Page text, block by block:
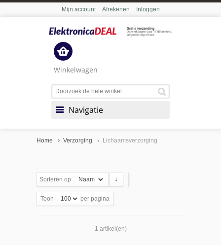
Mijn account Afrekenen Inloggen
Winkelwagen
Navigatie
Home Verzorging Lichaamsverzorging
Sorteren op
Toon per pagina
1 artikel(en)